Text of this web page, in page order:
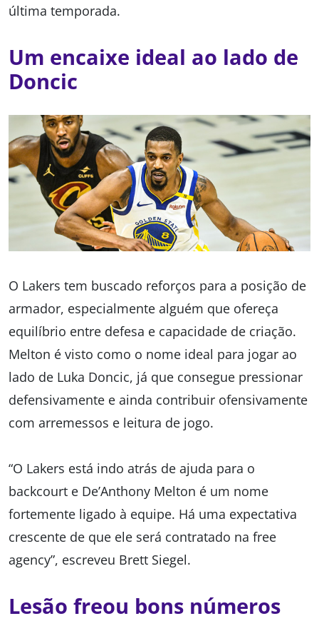
última temporada.
Um encaixe ideal ao lado de
Doncic
O Lakers tem buscado reforços para a posição de
armador, especialmente alguém que ofereça
equilíbrio entre defesa e capacidade de criação.
Melton é visto como o nome ideal para jogar ao
lado de Luka Doncic, já que consegue pressionar
defensivamente e ainda contribuir ofensivamente
com arremessos e leitura de jogo.
“O Lakers está indo atrás de ajuda para o
backcourt e De’Anthony Melton é um nome
fortemente ligado à equipe. Há uma expectativa
crescente de que ele será contratado na free
agency”, escreveu Brett Siegel.
Lesão freou bons números